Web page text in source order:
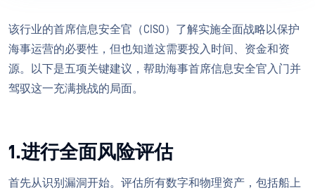
该行业的首席信息安全官（CISO）了解实施全面战略以保护
海事运营的必要性，但也知道这需要投入时间、资金和资
源。以下是五项关键建议，帮助海事首席信息安全官入门并
驾驭这一充满挑战的局面。
1.进行全面风险评估
首先从识别漏洞开始。评估所有数字和物理资产，包括船上